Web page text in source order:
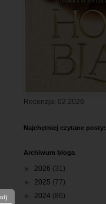
Recenzja: 02.2026
Najchętniej czytane posty:
Archiwum bloga
2026 (31)
2025 (77)
2024 (86)